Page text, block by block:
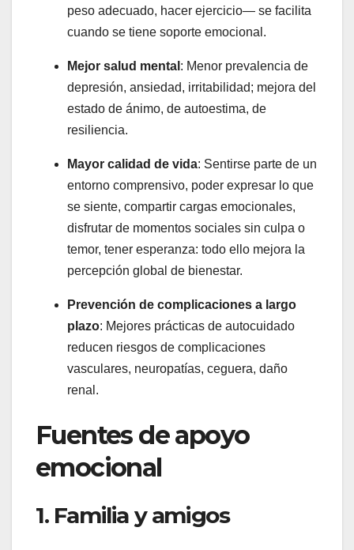
peso adecuado, hacer ejercicio— se facilita
cuando se tiene soporte emocional.
Mejor salud mental : Menor prevalencia de
depresión, ansiedad, irritabilidad; mejora del
estado de ánimo, de autoestima, de
resiliencia.
Mayor calidad de vida: Sentirse parte de un
entorno comprensivo, poder expresar lo que
se siente, compartir cargas emocionales,
disfrutar de momentos sociales sin culpa o
temor, tener esperanza: todo ello mejora la
percepción global de bienestar.
Prevención de complicaciones a largo
plazo: Mejores prácticas de autocuidado
reducen riesgos de complicaciones
vasculares, neuropatías, ceguera, daño
renal.
Fuentes de apoyo
emocional
1. Familia y amigos